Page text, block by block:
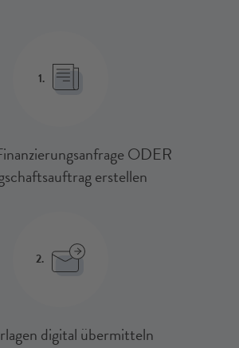
1.
ODER
erstellen
2.
digital übermitteln